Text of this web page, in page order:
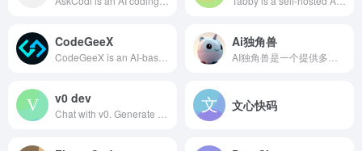
CodeGeeX Ai独角兽
v0 dev 文心快码